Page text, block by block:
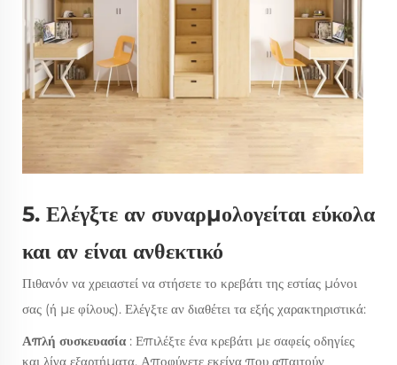
5. Ελέγξτε αν συναρμολογείται εύκολα
και αν είναι ανθεκτικό
Πιθανόν να χρειαστεί να στήσετε το κρεβάτι της εστίας μόνοι
σας (ή με φίλους). Ελέγξτε αν διαθέτει τα εξής χαρακτηριστικά:
Απλή συσκευασία : Επιλέξτε ένα κρεβάτι με σαφείς οδηγίες
και λίγα εξαρτήματα. Αποφύγετε εκείνα που απαιτούν